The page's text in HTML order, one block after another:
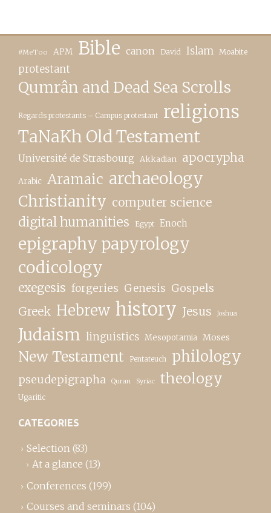
#MeToo APM Bible canon David Islam Moabite
protestant
Qumrân and Dead Sea Scrolls
Regards protestants – Campus protestant religions
TaNaKh Old Testament
Université de Strasbourg Akkadian apocrypha
Arabic Aramaic archaeology
Christianity computer science
digital humanities Egypt Enoch
epigraphy papyrology
codicology
exegesis forgeries Genesis Gospels
Greek Hebrew history Jesus Joshua
Judaism linguistics Mesopotamia Moses
New Testament Pentateuch philology
pseudepigrapha Quran Syriac theology
Ugaritic
CATEGORIES
Selection (83)
At a glance (13)
Conferences (199)
Courses and seminars (104)